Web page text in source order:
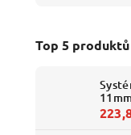
Top 5 produktů